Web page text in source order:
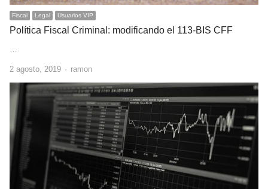
Fiscal Legal Usuarios VIP
Política Fiscal Criminal: modificando el 113-BIS CFF
…
2 agosto, 2019 Author
ramon